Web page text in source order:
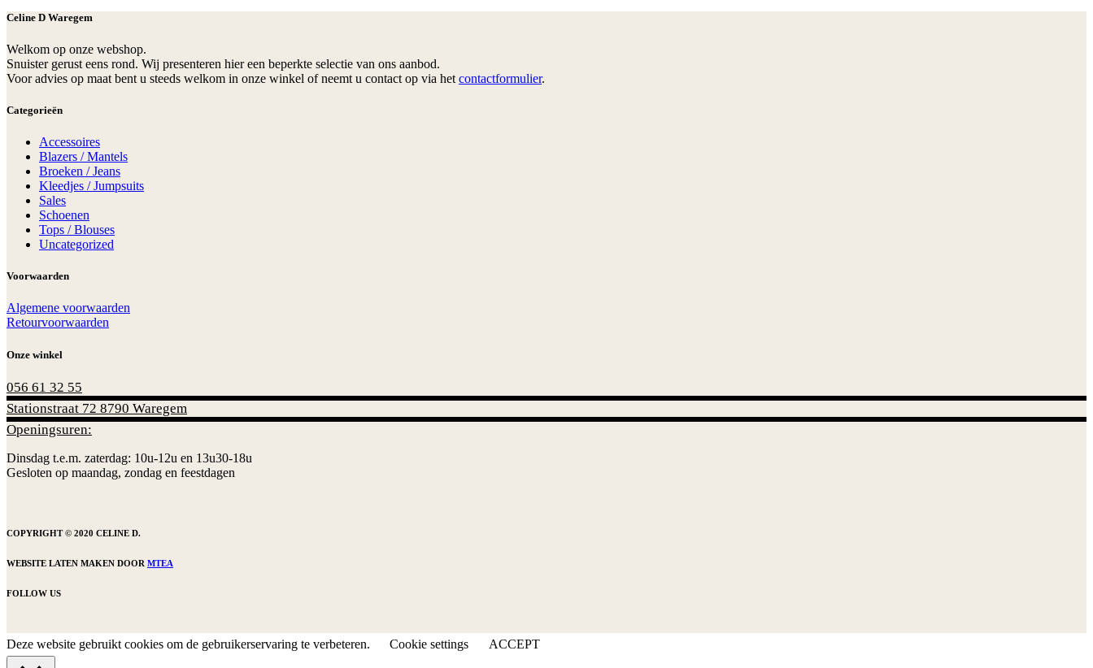
was:
is:
Celine D Waregem
Welkom op onze webshop.
Snuister gerust eens rond. Wij presenteren hier een beperkte selectie van ons aanbod.
Voor advies op maat bent u steeds welkom in onze winkel of neemt u contact op via het contactformulier.
Categorieën
Accessoires
Blazers / Mantels
Broeken / Jeans
Kleedjes / Jumpsuits
Sales
Schoenen
Tops / Blouses
Uncategorized
Voorwaarden
Algemene voorwaarden
Retourvoorwaarden
Onze winkel
056 61 32 55
Stationstraat 72 8790 Waregem
Openingsuren:
Dinsdag t.e.m. zaterdag: 10u-12u en 13u30-18u
Gesloten op maandag, zondag en feestdagen
COPYRIGHT © 2020 CELINE D.
WEBSITE LATEN MAKEN DOOR MTEA
FOLLOW US
Deze website gebruikt cookies om de gebruikerservaring te verbeteren. Cookie settings ACCEPT